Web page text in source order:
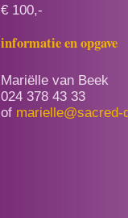
€ 100,-
informatie en opgave
Mariëlle van Beek
024 378 43 33
of marielle@sacred-